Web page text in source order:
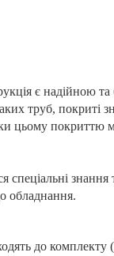
є надійною
труб, покриті
цьому покриттю
спеціальні
обладнання.
до комплекту